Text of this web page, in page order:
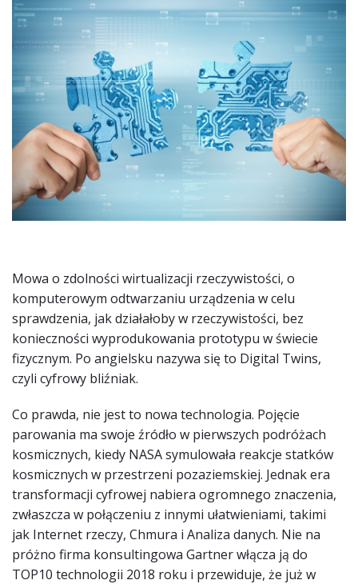
Mowa o zdolności wirtualizacji rzeczywistości, o
komputerowym odtwarzaniu urządzenia w celu
sprawdzenia, jak działałoby w rzeczywistości, bez
konieczności wyprodukowania prototypu w świecie
fizycznym. Po angielsku nazywa się to Digital Twins,
czyli cyfrowy bliźniak.
Co prawda, nie jest to nowa technologia. Pojęcie
parowania ma swoje źródło w pierwszych podróżach
kosmicznych, kiedy NASA symulowała reakcje statków
kosmicznych w przestrzeni pozaziemskiej. Jednak era
transformacji cyfrowej nabiera ogromnego znaczenia,
zwłaszcza w połączeniu z innymi ułatwieniami, takimi
jak Internet rzeczy, Chmura i Analiza danych. Nie na
próżno firma konsultingowa Gartner włącza ją do
TOP10 technologii 2018 roku i przewiduje, że już w